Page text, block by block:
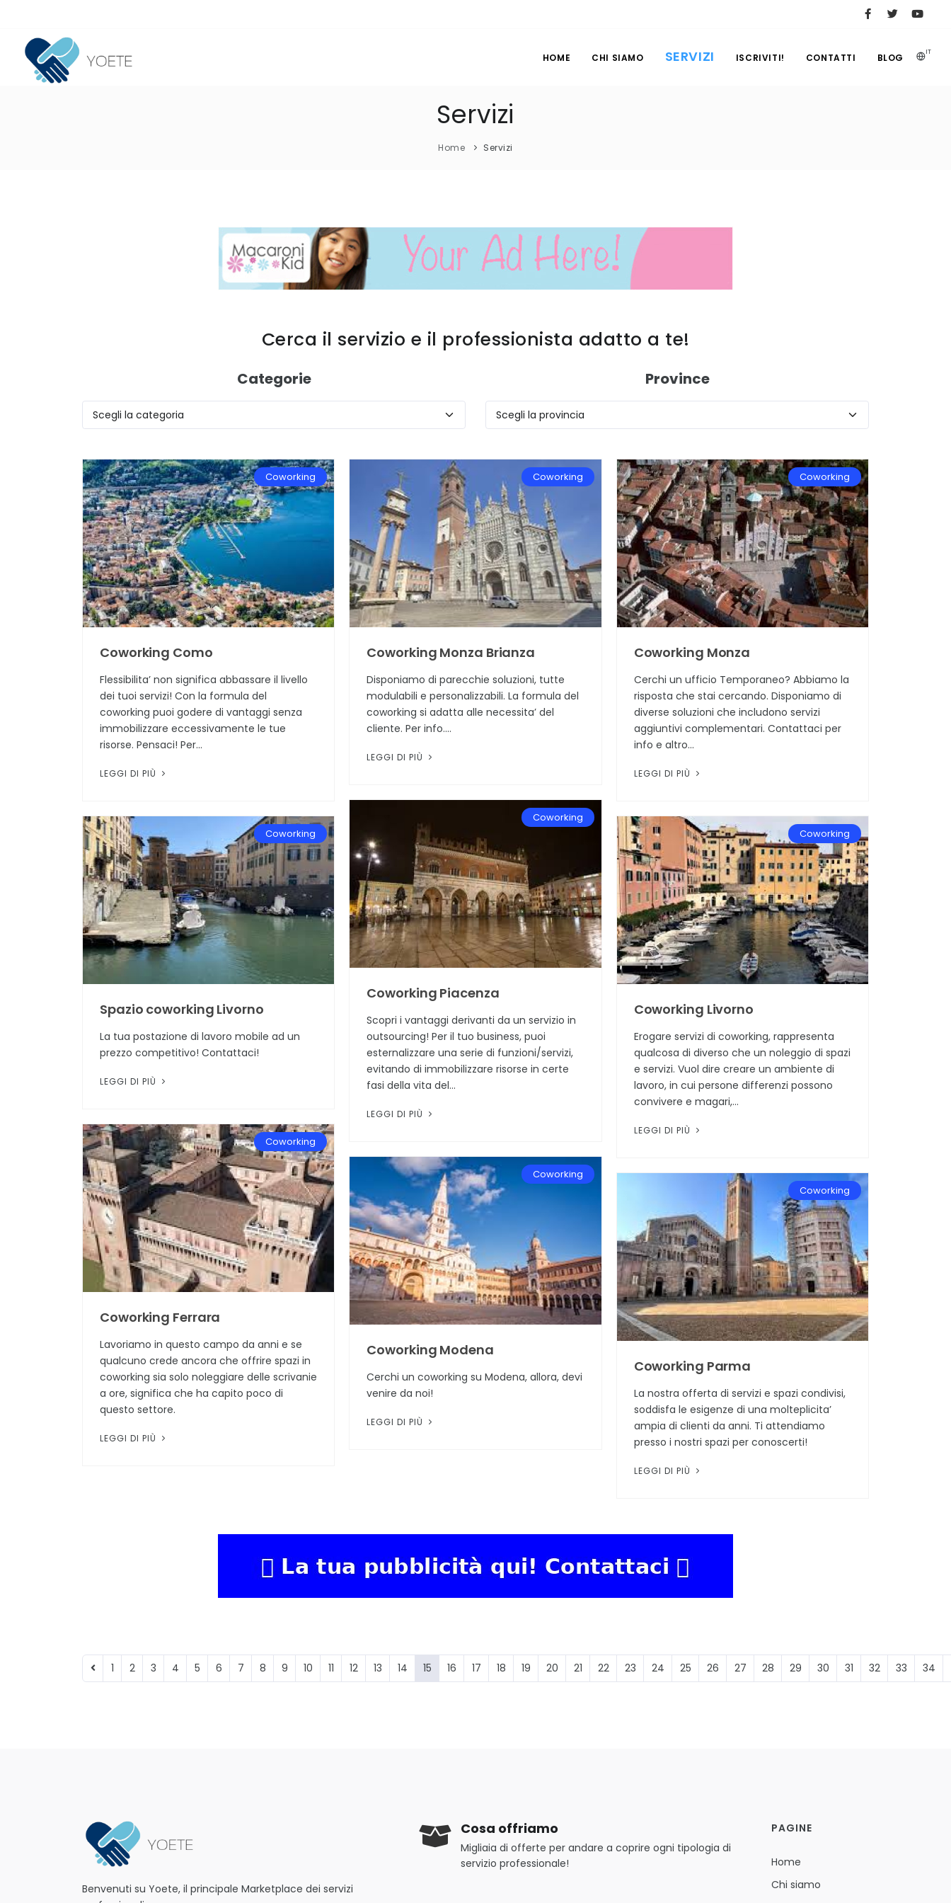
IT
HOME CHI SIAMO SERVIZI ISCRIVITI! CONTATTI BLOG
Servizi
Home Servizi
Cerca il servizio e il professionista adatto a te!
Categorie Province
Coworking
Coworking Como
Flessibilita’ non significa abbassare il livello
dei tuoi servizi! Con la formula del
coworking puoi godere di vantaggi senza
immobilizzare eccessivamente le tue
risorse. Pensaci! Per...
LEGGI DI PIÙ
Coworking
Coworking Monza Brianza
Disponiamo di parecchie soluzioni, tutte
modulabili e personalizzabili. La formula del
coworking si adatta alle necessita’ del
cliente. Per info….
LEGGI DI PIÙ
Coworking
Coworking Monza
Cerchi un ufficio Temporaneo? Abbiamo la
risposta che stai cercando. Disponiamo di
diverse soluzioni che includono servizi
aggiuntivi complementari. Contattaci per
info e altro...
LEGGI DI PIÙ
Coworking
Coworking Piacenza
Scopri i vantaggi derivanti da un servizio in
outsourcing! Per il tuo business, puoi
esternalizzare una serie di funzioni/servizi,
evitando di immobilizzare risorse in certe
fasi della vita del...
LEGGI DI PIÙ
Coworking
Spazio coworking Livorno
La tua postazione di lavoro mobile ad un
prezzo competitivo! Contattaci!
LEGGI DI PIÙ
Coworking
Coworking Livorno
Erogare servizi di coworking, rappresenta
qualcosa di diverso che un noleggio di spazi
e servizi. Vuol dire creare un ambiente di
lavoro, in cui persone differenzi possono
convivere e magari,...
LEGGI DI PIÙ
Coworking
Coworking Ferrara
Lavoriamo in questo campo da anni e se
qualcuno crede ancora che offrire spazi in
coworking sia solo noleggiare delle scrivanie
a ore, significa che ha capito poco di
questo settore.
LEGGI DI PIÙ
Coworking
Coworking Modena
Cerchi un coworking su Modena, allora, devi
venire da noi!
LEGGI DI PIÙ
Coworking
Coworking Parma
La nostra offerta di servizi e spazi condivisi,
soddisfa le esigenze di una molteplicita’
ampia di clienti da anni. Ti attendiamo
presso i nostri spazi per conoscerti!
LEGGI DI PIÙ
1 2 3 4 5 6 7 8 9 10 11 12 13 14 15 16 17 18 19 20 21 22 23 24 25 26 27 28 29 30 31 32 33 34
Benvenuti su Yoete, il principale Marketplace dei servizi
Cosa offriamo
Migliaia di offerte per andare a coprire ogni tipologia di
servizio professionale!
PAGINE
Home
Chi siamo